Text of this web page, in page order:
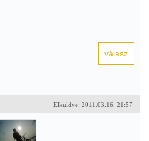
Elküldve: 2011.03.16. 21:57